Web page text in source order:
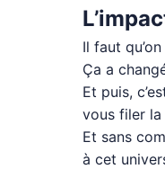
Il faut
Ça a
Et puis,
vous filer la
Et sans
à cet